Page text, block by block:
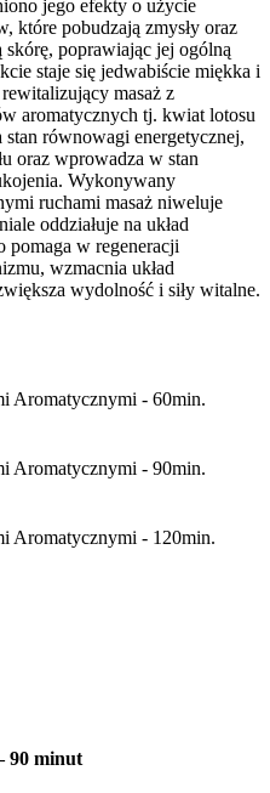
jego efekty o użycie
które pobudzają zmysły oraz
poprawiając jej ogólną
staje się jedwabiście miękka i
masaż z
aromatycznych tj. kwiat lotosu
równowagi energetycznej,
oraz wprowadza w stan
Wykonywany
ruchami masaż niweluje
oddziałuje na układ
w regeneracji
wzmacnia układ
wydolność i siły witalne.
Aromatycznymi - 60min.
Aromatycznymi - 90min.
Aromatycznymi - 120min.
90 minut